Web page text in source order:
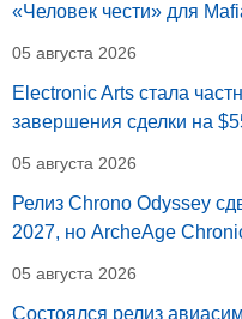
«Человек чести» для
05 августа 2026
Electronic Arts стала
завершения сделки на
05 августа 2026
Релиз Chrono Odyssey
2027, но ArcheAge
05 августа 2026
Состоялся релиз